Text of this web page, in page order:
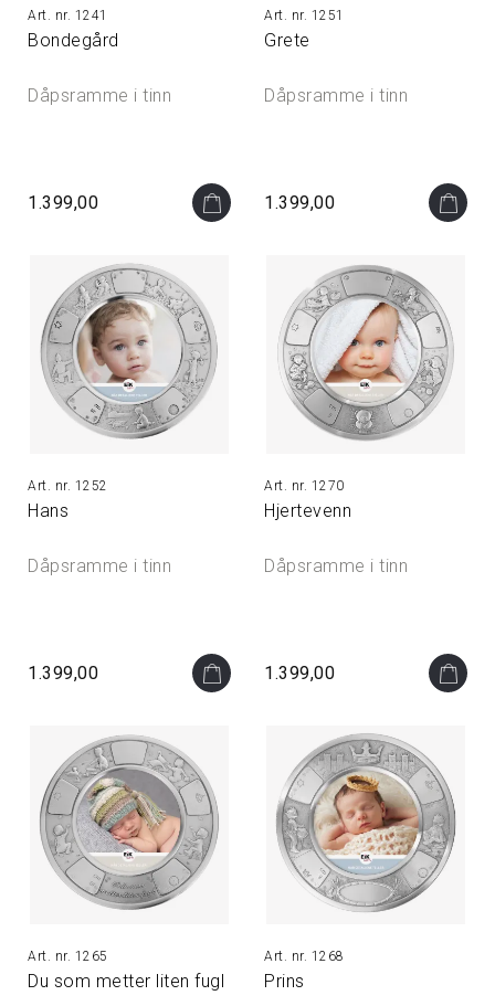
1241
Bondegård
Dåpsramme i tinn
1.399,00
1251
Grete
Dåpsramme i tinn
1.399,00
1252
Hans
Dåpsramme i tinn
1.399,00
1270
Hjertevenn
Dåpsramme i tinn
1.399,00
1265
Du som metter liten fugl
1268
Prins